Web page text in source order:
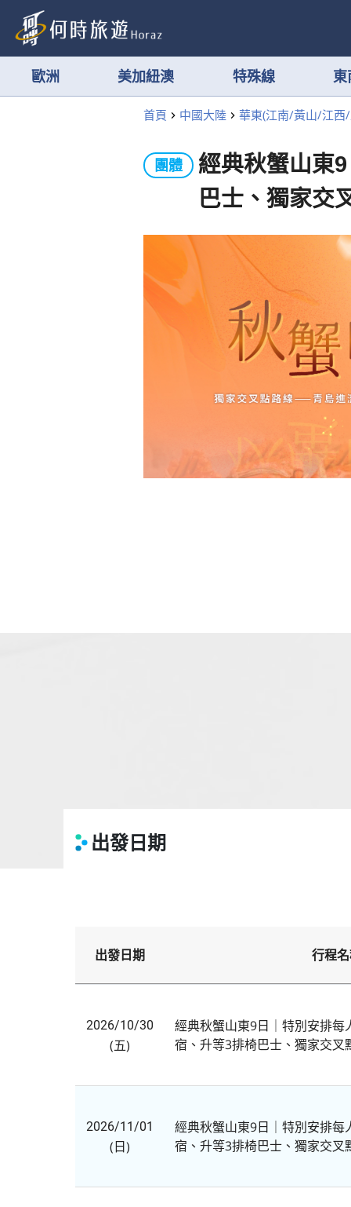
歐洲 美加紐澳 特殊線 東
首頁 中國大陸 華東(江南/黃山/江西
團體
經典秋蟹山東
巴士、獨家交
出發日期
出發日期 行程
2026/10/30
(五)
經典秋蟹山東9日｜特別安排每
宿、升等3排椅巴士、獨家交叉
2026/11/01
(日)
經典秋蟹山東9日｜特別安排每
宿、升等3排椅巴士、獨家交叉